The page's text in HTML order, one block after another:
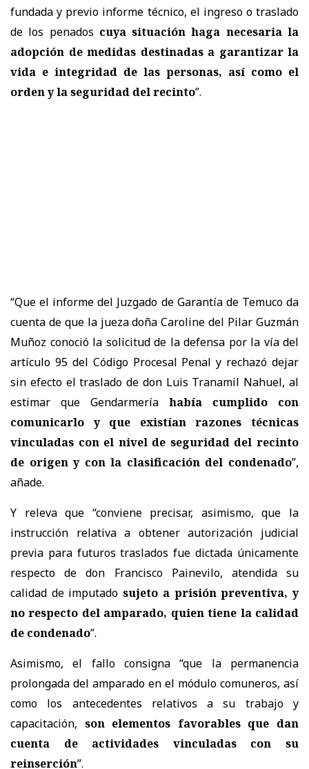
fundada y previo informe técnico, el ingreso o traslado
de los penados cuya situación haga necesaria la
adopción de medidas destinadas a garantizar la
vida e integridad de las personas, así como el
orden y la seguridad del recinto”.
“Que el informe del Juzgado de Garantía de Temuco da
cuenta de que la jueza doña Caroline del Pilar Guzmán
Muñoz conoció la solicitud de la defensa por la vía del
artículo 95 del Código Procesal Penal y rechazó dejar
sin efecto el traslado de don Luis Tranamil Nahuel, al
estimar que Gendarmería había cumplido con
comunicarlo y que existían razones técnicas
vinculadas con el nivel de seguridad del recinto
de origen y con la clasificación del condenado”,
añade.
Y releva que “conviene precisar, asimismo, que la
instrucción relativa a obtener autorización judicial
previa para futuros traslados fue dictada únicamente
respecto de don Francisco Painevilo, atendida su
calidad de imputadosujeto a prisión preventiva, y
no respecto del amparado, quien tiene la calidad
de condenado”.
Asimismo, el fallo consigna “que la permanencia
prolongada del amparado en el módulo comuneros, así
como los antecedentes relativos a su trabajo y
capacitación, son elementos favorables que dan
cuenta de actividades vinculadas con su
reinserción”.